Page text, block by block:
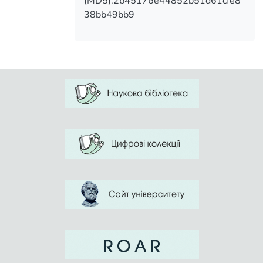
different systems and systems of
convalescence (recovery), health
promotion to improve efficiency and
38bb49bb9